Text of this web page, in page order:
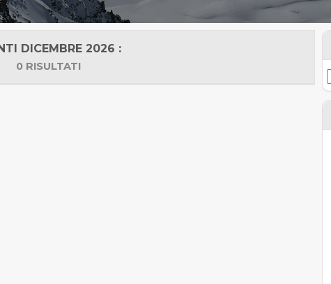
DICEMBRE 2026 :
0 RISULTATI